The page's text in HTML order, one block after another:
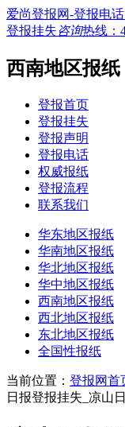
爱尚登报网-登报电
登报挂失咨询热线：
西南地区报纸
登报首页
登报挂失
登报声明
登报电话
权威报纸
登报流程
联系我们
华东地区报纸
华南地区报纸
华北地区报纸
华中地区报纸
西南地区报纸
西北地区报纸
东北地区报纸
全国性报纸
当前位置： 登报网首
日报登报挂失_凉山